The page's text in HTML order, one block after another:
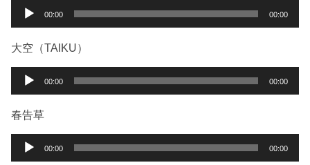
ープ
レ
ー
00:00 00:00
大空（TAIKU）
プ
レ
00:00 00:00
春告草
00:00 00:00